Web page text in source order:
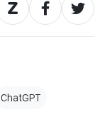
ChatGPT